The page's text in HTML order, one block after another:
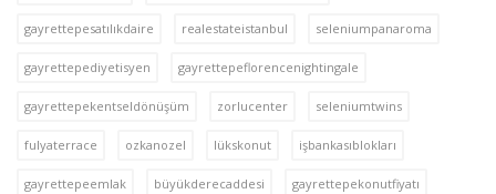
gayrettepesatılıkdaire realestateistanbul seleniumpanaroma
gayrettepediyetisyen gayrettepeflorencenightingale
gayrettepekentseldönüşüm zorlucenter seleniumtwins
fulyaterrace ozkanozel lükskonut işbankasıblokları
gayrettepeemlak büyükderecaddesi gayrettepekonutfiyatı